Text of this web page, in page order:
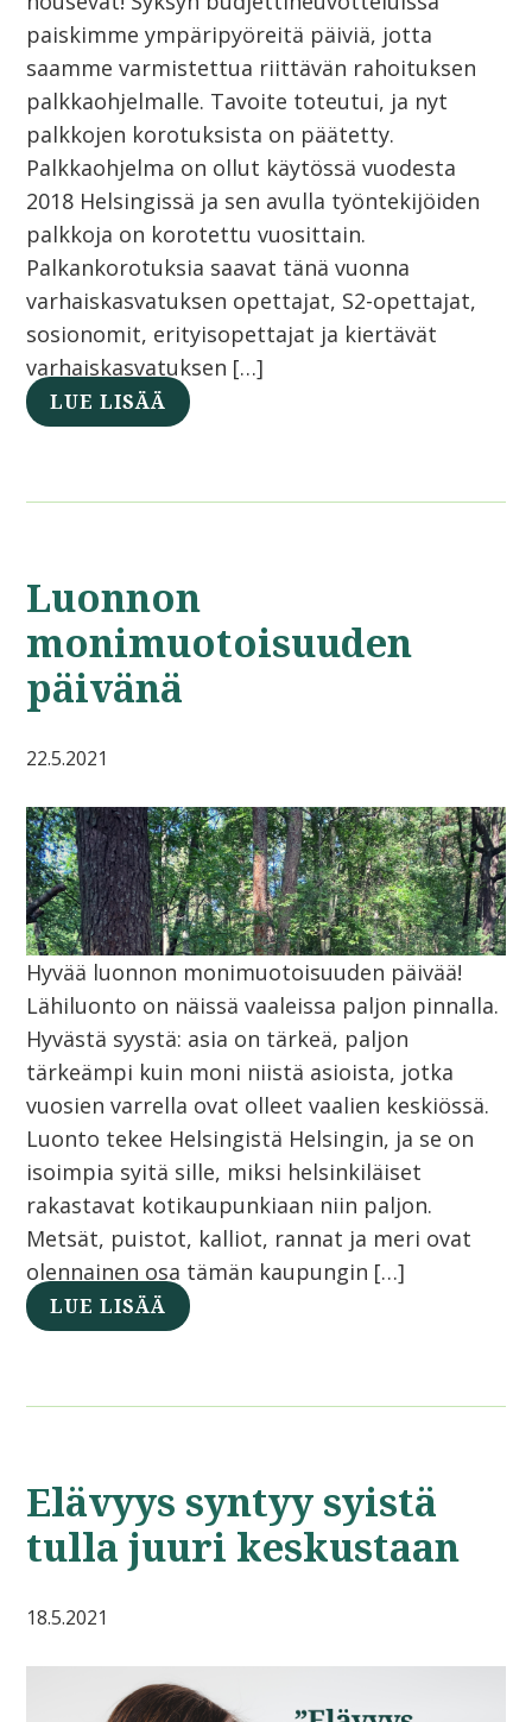
paiskimme ympäripyöreitä päiviä, jotta
saamme varmistettua riittävän rahoituksen
palkkaohjelmalle. Tavoite toteutui, ja nyt
palkkojen korotuksista on päätetty.
Palkkaohjelma on ollut käytössä vuodesta
2018 Helsingissä ja sen avulla työntekijöiden
palkkoja on korotettu vuosittain.
Palkankorotuksia saavat tänä vuonna
varhaiskasvatuksen opettajat, S2-opettajat,
sosionomit, erityisopettajat ja kiertävät
varhaiskasvatuksen […]
LUE LISÄÄ
Luonnon
monimuotoisuuden
päivänä
22.5.2021
Hyvää luonnon monimuotoisuuden päivää!
Lähiluonto on näissä vaaleissa paljon pinnalla.
Hyvästä syystä: asia on tärkeä, paljon
tärkeämpi kuin moni niistä asioista, jotka
vuosien varrella ovat olleet vaalien keskiössä.
Luonto tekee Helsingistä Helsingin, ja se on
isoimpia syitä sille, miksi helsinkiläiset
rakastavat kotikaupunkiaan niin paljon.
Metsät, puistot, kalliot, rannat ja meri ovat
olennainen osa tämän kaupungin […]
LUE LISÄÄ
Elävyys syntyy syistä
tulla juuri keskustaan
18.5.2021